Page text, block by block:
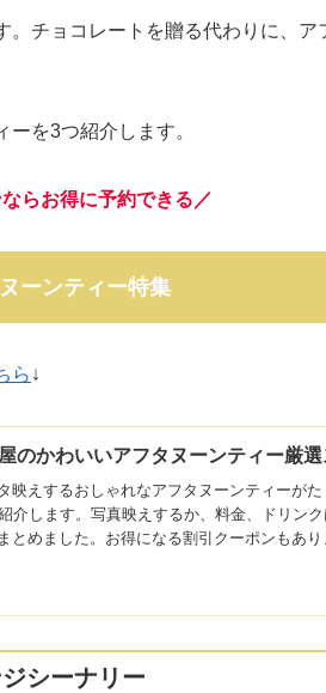
チョコレートを贈る代わりに、ア
を3つ紹介します。
らお得に予約できる／
ーンティー特集
ら ↓
のかわいいアフタヌーンティー厳
映えするおしゃれなアフタヌーンティーがた
介します。写真映えするか、料金、ドリン
とめました。お得になる割引クーポンもあり
シーナリー